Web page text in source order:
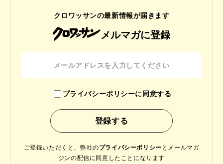
クロワッサンの最新情報が届きます
メルマガに登録
プライバシーポリシーに同意する
ご登録いただくと、弊社のプライバシーポリシー と メールマガ
ジンの配信に同意したことになります